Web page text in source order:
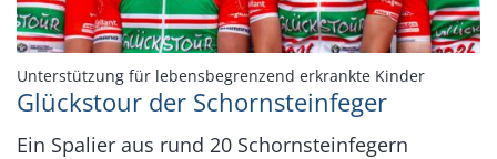
Unterstützung für lebensbegrenzend erkrankte Kinder:
Glückstour der Schornsteinfeger
Ein Spalier aus rund 20 Schornsteinfegern